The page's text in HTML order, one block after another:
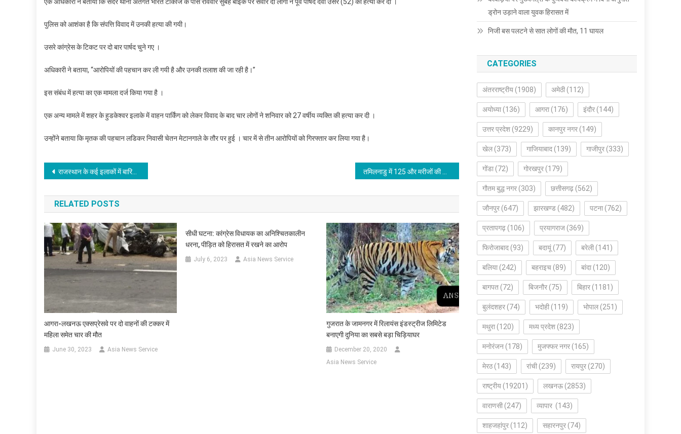
पुलिस को आशंका है कि संपत्ति विवाद में उनकी हत्या की गयी।
उसरे कांग्रेस के टिकट पर दो बार पार्षद चुने गए ।
अधिकारी ने बताया, ‘‘आरोपियों की पहचान कर ली गयी है और उनकी तलाश की जा रही है।’’
इस संबंध में हत्या का एक मामला दर्ज किया गया है ।
एक अन्य मामले में शहर के हुडकेश्वर इलाके में वाहन पार्किंग को लेकर विवाद के बाद चार लोगों ने शनिवार को 27 वर्षीय व्यक्ति की हत्या कर दी ।
उन्होंने बताया कि मृतक की पहचान लडिकर निवासी चेतन मेटानगाले के तौर पर हुई । चार में से तीन आरोपियों को गिरफ्तार कर लिया गया है।
Post
navigation
राजस्थान के कई इलाकों में बारिश का दौर जारी
RELATED POSTS
आगरा-लखनऊ एक्सप्रेसवे पर दो वाहनों की टक्कर में
महिला समेत चार की मौत
June 30, 2023 Asia News Service
सीधी घटना: कांग्रेस विधायक का अनिश्चितकालीन
धरना, पीड़ित को हिरासत में रखने का आरोप
July 6, 2023 Asia News Service
गुजरात के जामनगर में रिलायंस इंडस्ट्रीज लिमिटेड
बनाएगी दुनिया का सबसे बड़ा चिड़ियाघर
December 20, 2020
Asia News Service
ड्रोन उड़ाने वाला युवक हिरासत में
निजी बस पलटने से सात लोगों की मौत, 11 घायल
CATEGORIES
अंतरराष्ट्रीय (1908) अमेठी (112)
अयोध्या (136) आगरा (176) इंदौर (144)
उत्तर प्रदेश (9229) कानपुर नगर (149)
खेल (373) गाजियाबाद (139) गाजीपुर (333)
गोंडा (72) गोरखपुर (179)
गौतम बुद्ध नगर (303) छत्तीसगढ़ (562)
जौनपुर (647) झारखण्ड (482) पटना (762)
प्रतापगढ़ (106) प्रयागराज (369)
फिरोजाबाद (93) बदायूं (77) बरेली (141)
बलिया (242) बहराइच (89) बांदा (120)
बागपत (72) बिजनौर (75) बिहार (1181)
बुलंदशहर (74) भदोही (119) भोपाल (251)
मथुरा (120) मध्य प्रदेश (823)
मनोरंजन (178) मुजफ्फर नगर (165)
मेरठ(143) रांची (239) रायपुर (270)
राष्ट्रीय (19201) लखनऊ(2853)
वाराणसी (247) व्यापार (143)
शाहजहांपुर (112) सहारनपुर (74)